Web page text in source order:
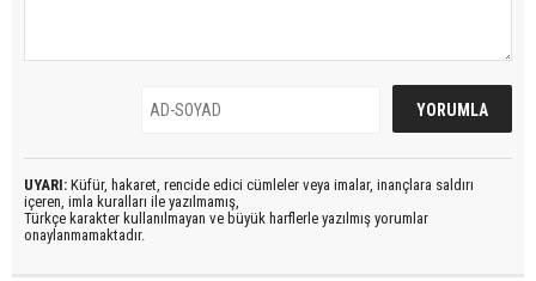
UYARI: Küfür, hakaret, rencide edici cümleler veya imalar, inançlara saldırı
içeren, imla kuralları ile yazılmamış,
Türkçe karakter kullanılmayan ve büyük harflerle yazılmış yorumlar
onaylanmamaktadır.